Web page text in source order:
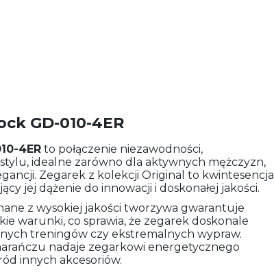
GD-010-4ER
4ER to połączenie niezawodności,
idealne zarówno dla aktywnych mężczyzn,
Zegarek z kolekcji Original to kwintesencja
jej dążenie do innowacji i doskonałej jakości.
z wysokiej jakości tworzywa gwarantuje
warunki, co sprawia, że zegarek doskonale
treningów czy ekstremalnych wypraw.
nadaje zegarkowi energetycznego
innych akcesoriów.